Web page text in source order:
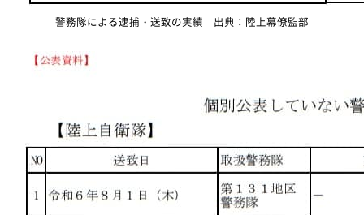
警務隊による逮捕・送致の実績 出典：陸上幕僚監部